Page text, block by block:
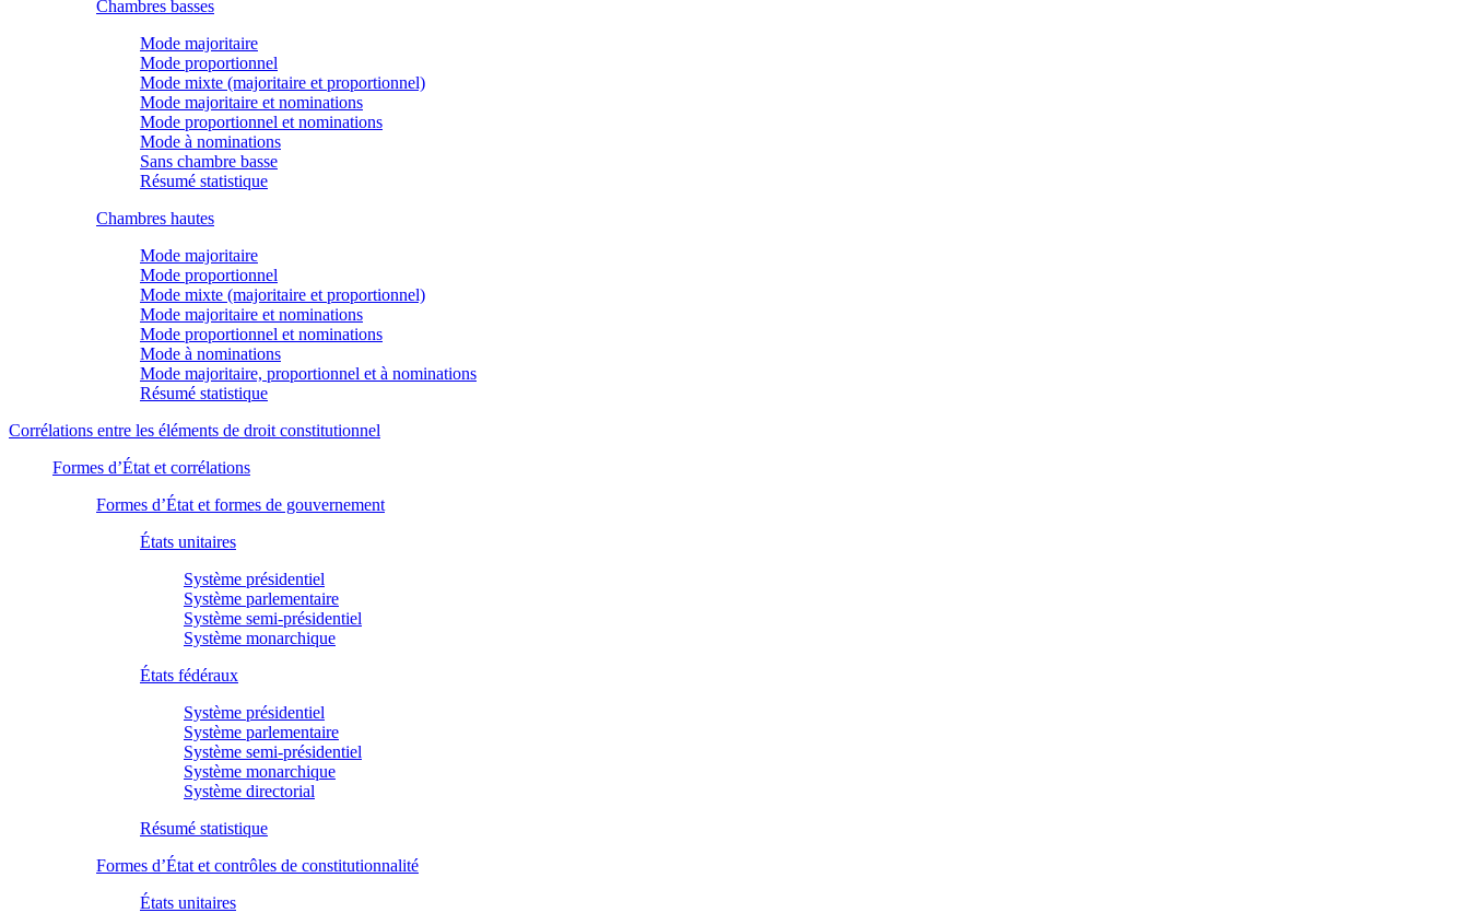
Chambres basses
Mode majoritaire
Mode proportionnel
Mode mixte (majoritaire et proportionnel)
Mode majoritaire et nominations
Mode proportionnel et nominations
Mode à nominations
Sans chambre basse
Résumé statistique
Chambres hautes
Mode majoritaire
Mode proportionnel
Mode mixte (majoritaire et proportionnel)
Mode majoritaire et nominations
Mode proportionnel et nominations
Mode à nominations
Mode majoritaire, proportionnel et à nominations
Résumé statistique
Corrélations entre les éléments de droit constitutionnel
Formes d’État et corrélations
Formes d’État et formes de gouvernement
États unitaires
Système présidentiel
Système parlementaire
Système semi-présidentiel
Système monarchique
États fédéraux
Système présidentiel
Système parlementaire
Système semi-présidentiel
Système monarchique
Système directorial
Résumé statistique
Formes d’État et contrôles de constitutionnalité
États unitaires